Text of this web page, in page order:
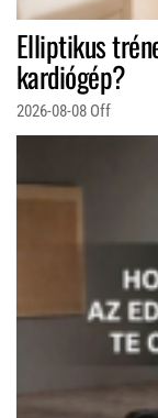
Elliptikus
kardiógép?
2026-08-08 Off